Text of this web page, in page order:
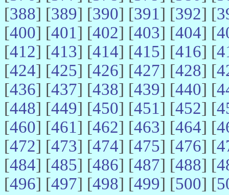
[388] [389] [390] [391] [392] [
[400] [401] [402] [403] [404] [
[412] [413] [414] [415] [416] [
[424] [425] [426] [427] [428] [
[436] [437] [438] [439] [440] [
[448] [449] [450] [451] [452] [
[460] [461] [462] [463] [464] [
[472] [473] [474] [475] [476] [
[484] [485] [486] [487] [488] [
[496] [497] [498] [499] [500] [